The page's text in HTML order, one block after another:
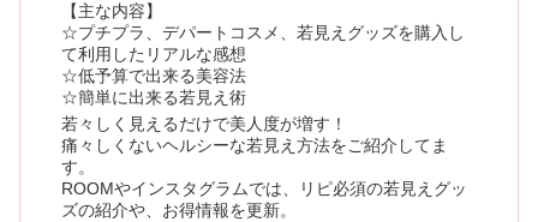
【主な内容】
☆プチプラ、デパートコスメ、若見えグッズを購入し
て利用したリアルな感想
☆低予算で出来る美容法
☆簡単に出来る若見え術
若々しく見えるだけで美人度が増す！
痛々しくないヘルシーな若見え方法をご紹介してま
す。
ROOMやインスタグラムでは、リピ必須の若見えグッ
ズの紹介や、お得情報を更新。